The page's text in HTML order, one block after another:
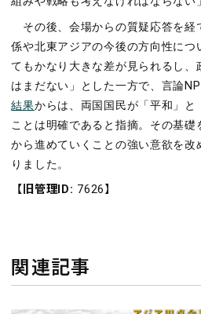
その後、会場からの質疑応答を経
係や北東アジアの今後の方向性に
てもかなり大きな差が見られるし
はまだない」とした一方で、言論
結果からは、両国国民が「平和」と
ことは明確であると指摘。その基礎
から進めていくことの強い意欲を改
りました。
【旧管理ID: 7626】
関連記事